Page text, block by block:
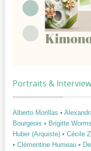
Portraits &
Alberto Morillas •
Bourgeois • Brigitte
Huber (Arquiste) • Cécile
• Clémentine Humeau •